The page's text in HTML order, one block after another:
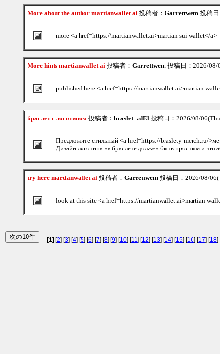
More about the author martianwallet ai 投稿者： Garrettwem 投稿
more <a href=https://martianwallet.ai>martian sui wallet</a>
More hints martianwallet ai 投稿者： Garrettwem 投稿日：2026/
published here <a href=https://martianwallet.ai>martian
браслет с логотипом 投稿者： braslet_zdEl 投稿日：2026/08/
Предложите стильный <a href=https://braslety-merch.ru/
Дизайн логотипа на браслете должен быть простым и
try here martianwallet ai 投稿者： Garrettwem 投稿日：2026/08/
look at this site <a href=https://martianwallet.ai>martian
[1] [2] [3] [4] [5] [6] [7] [8] [9] [10] [11] [12] [13] [14] [15] [16] [17] [18]